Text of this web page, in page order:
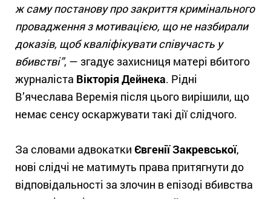
ж саму постанову про закриття кримінального
провадження з мотивацією, що не назбирали
доказів, щоб кваліфікувати співучасть у
вбивстві”, — згадує захисниця матері вбитого
журналіста Вікторія Дейнека. Рідні
В’ячеслава Веремія після цього вирішили, що
немає сенсу оскаржувати такі дії слідчого.
За словами адвокатки Євгенії Закревської,
нові слідчі не матимуть права притягнути до
відповідальності за злочин в епізоді вбивства